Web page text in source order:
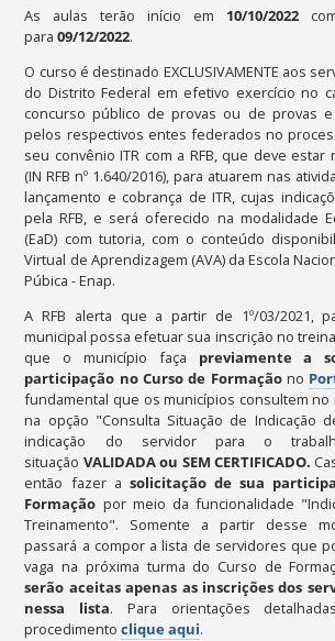
As aulas terão início em 10/10/2022
para09/12/2022.
O curso é destinado EXCLUSIVAMENTE aos
do Distrito Federal em efetivo exercício no
concurso público de provas ou de provas
pelos respectivos entes federados no
seu convênio ITR com a RFB, que deve estar
(IN RFB nº 1.640/2016), para atuarem nas
lançamento e cobrança de ITR, cujas
pela RFB, e será oferecido na modalidade
(EaD) com tutoria, com o conteúdo
Virtual de Aprendizagem (AVA) da Escola
Púbica - Enap.
A RFB alerta que a partir de 1º/03/2021,
municipal possa efetuar sua inscrição no
que o município faça previamente a
participação no Curso de Formaçãono
fundamental que os municípios consultem no
na opção "Consulta Situação de Indicação
indicação do servidor para o
situação VALIDADAou SEM CERTIFICADO.
então fazer a solicitação de sua
Formação por meio da funcionalidade
Treinamento". Somente a partir desse
passará a compor a lista de servidores que
vaga na próxima turma do Curso de
serão aceitas apenas as inscrições dos
nessa lista. Para orientações
procedimentoclique aqui.